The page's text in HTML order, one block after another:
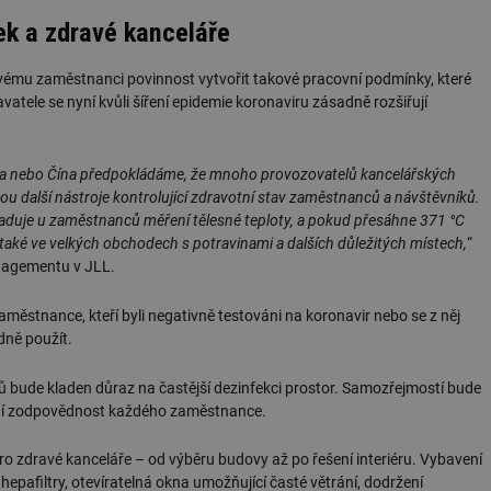
a zdravé kanceláře
zaměstnanci povinnost vytvořit takové pracovní podmínky, které
se nyní kvůli šíření epidemie koronaviru zásadně rozšiřují
nebo Čína předpokládáme, že mnoho provozovatelů kancelářských
další nástroje kontrolující zdravotní stav zaměstnanců a návštěvníků.
u zaměstnanců měření tělesné teploty, a pokud přesáhne 371 °C
ve velkých obchodech s potravinami a dalších důležitých místech,“
v JLL.
kteří byli negativně testováni na koronavir nebo se z něj
použít.
kladen důraz na častější dezinfekci prostor. Samozřejmostí bude
zodpovědnost každého zaměstnance.
zdravé kanceláře – od výběru budovy až po řešení interiéru. Vybavení
otevíratelná okna umožňující časté větrání, dodržení
forum.tzb-
1 rok
Hotjar Ltd
vetrani.tzb-
info.cz
1 minuta
59 sekund
Tento soubor cookie je nastaven tak,
o tom, zda je tento návštěvník zahrnut
definovaného denním limitem relace
kalkulator.tzb-
info.cz
1 rok Tento soubor cookie se používá k
oze.tzb-info.cz 10 let
Tento soubor cookie se používá k
Hotjar Ltd
1
nutný, protože bez něj jiné skripty
Konec názvu je jedinečné číslo, které je
přidruženého účtu Google Analytics.
info.cz